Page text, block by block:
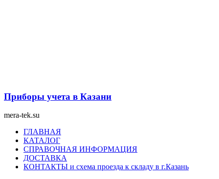
Приборы учета в Казани
mera-tek.su
МенюГЛАВНАЯ
КАТАЛОГ
СПРАВОЧНАЯ ИНФОРМАЦИЯ
ДОСТАВКА
КОНТАКТЫ и схема проезда к складу в г.Казань